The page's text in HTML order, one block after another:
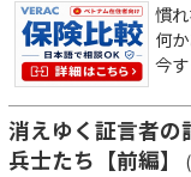
慣
何
今
消えゆく証言者の
兵士たち【前編】